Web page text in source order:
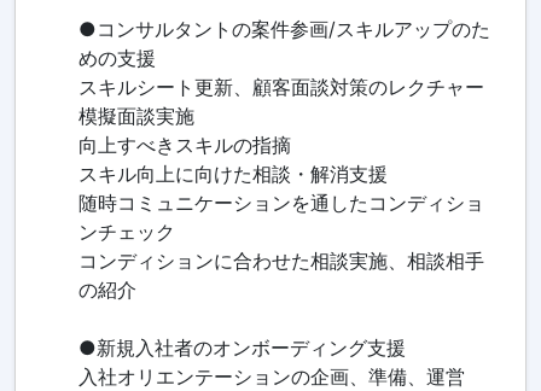
●コンサルタントの案件参画/スキルアップのた
めの支援
スキルシート更新、顧客面談対策のレクチャー
模擬面談実施
向上すべきスキルの指摘
スキル向上に向けた相談・解消支援
随時コミュニケーションを通したコンディショ
ンチェック
コンディションに合わせた相談実施、相談相手
の紹介
●新規入社者のオンボーディング支援
入社オリエンテーションの企画、準備、運営